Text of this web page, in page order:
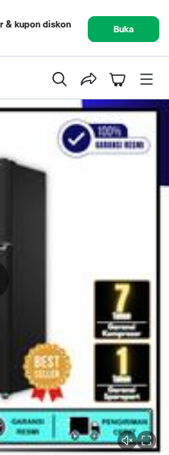
& kupon diskon
Buka